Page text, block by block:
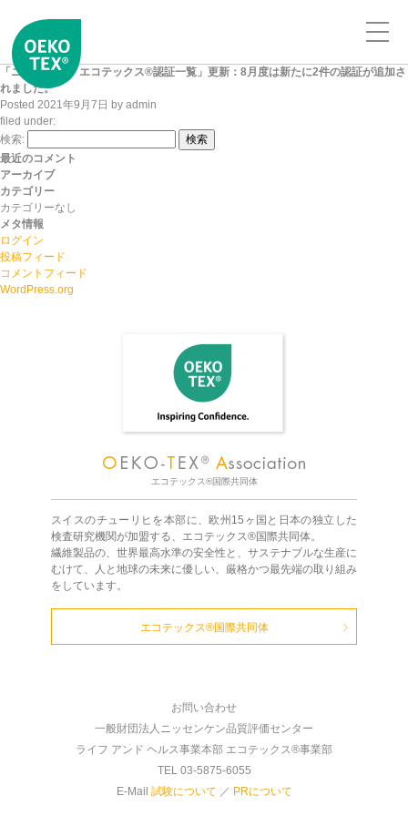
「ニッセンケン エコテックス®認証一覧」更新：8月度は新たに2件の認証が追加さ
れました。
Posted 2021年9月7日 by admin
filed under:
検索:
検索
最近のコメント
アーカイブ
カテゴリー
カテゴリーなし
メタ情報
ログイン
投稿フィード
コメントフィード
WordPress.org
エコテックス®国際共同体
スイスのチューリヒを本部に、欧州15ヶ国と日本の独立した
検査研究機関が加盟する、エコテックス®国際共同体。
繊維製品の、世界最高水準の安全性と、サステナブルな生産に
むけて、人と地球の未来に優しい、厳格かつ最先端の取り組み
をしています。
エコテックス®国際共同体
お問い合わせ
一般財団法人ニッセンケン品質評価センター
ライフ アンド ヘルス事業本部 エコテックス®事業部
TEL 03-5875-6055
E-Mail 試験について ／ PRについて